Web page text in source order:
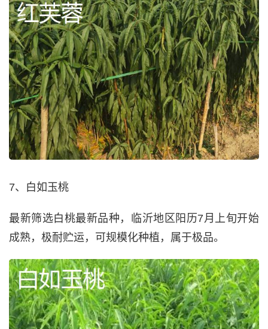
7、白如玉桃
最新筛选白桃最新品种，临沂地区阳历7月上旬开始
成熟，极耐贮运，可规模化种植，属于极品。